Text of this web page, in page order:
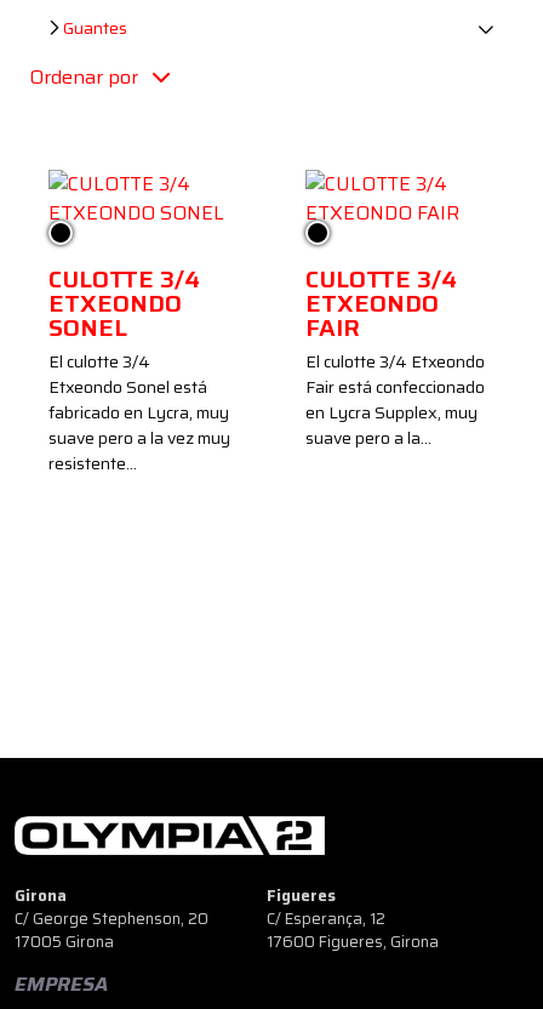
Guantes
Ordenar por
Negro
CULOTTE 3/4
ETXEONDO
SONEL
El culotte 3/4
Etxeondo Sonel está
fabricado en Lycra, muy
suave pero a la vez muy
resistente…
Negro
CULOTTE 3/4
ETXEONDO
FAIR
El culotte 3/4 Etxeondo
Fair está confeccionado
en Lycra Supplex, muy
suave pero a la…
Girona
C/ George Stephenson, 20
17005 Girona
Figueres
C/ Esperança, 12
17600 Figueres, Girona
EMPRESA